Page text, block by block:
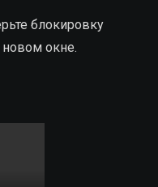
блокировку
окне.